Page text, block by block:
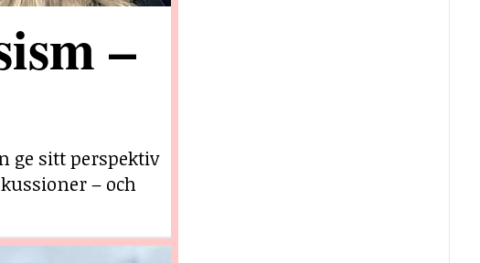
–
ge sitt perspektiv
– och